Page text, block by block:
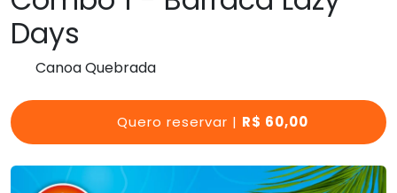
Days
Canoa Quebrada
Quero reservar | R$ 60,00